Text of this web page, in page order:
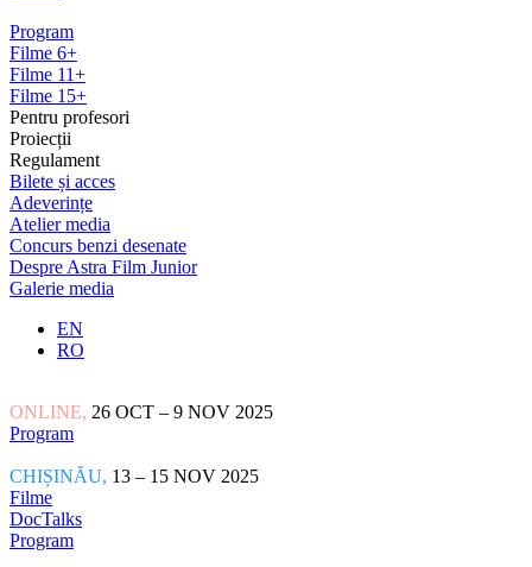
Program
Filme 6+
Filme 11+
Filme 15+
Pentru profesori
Proiecții
Regulament
Bilete și acces
Adeverințe
Atelier media
Concurs benzi desenate
Despre Astra Film Junior
Galerie media
EN
RO
ONLINE, 26 OCT – 9 NOV 2025
Program
CHIȘINĂU, 13 – 15 NOV 2025
Filme
DocTalks
Program